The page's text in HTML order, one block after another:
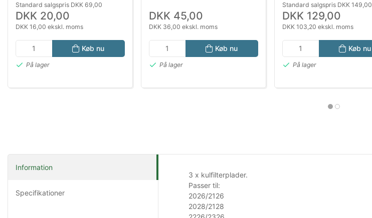
Standard salgspris DKK 69,00
DKK 20,00
DKK 16,00 ekskl. moms
Køb nu
På lager
DKK 45,00
DKK 36,00 ekskl. moms
Køb nu
På lager
Standard salgspris DKK 149,00
DKK 129,00
DKK 103,20 ekskl. moms
Køb nu
På lager
Information
Specifikationer
3 x kulfilterplader.
Passer til:
2026/2126
2028/2128